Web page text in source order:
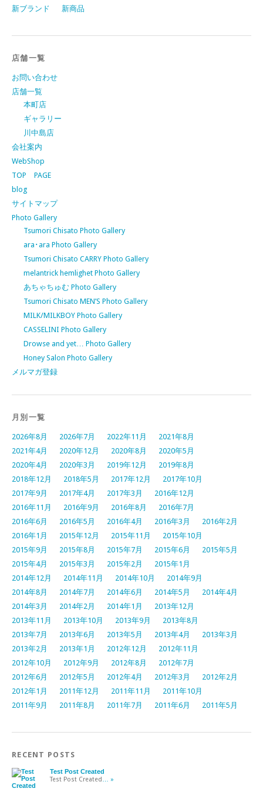
新ブランド
新商品
店舗一覧
お問い合わせ
店舗一覧
本町店
ギャラリー
川中島店
会社案内
WebShop
TOP PAGE
blog
サイトマップ
Photo Gallery
Tsumori Chisato Photo Gallery
ara･ara Photo Gallery
Tsumori Chisato CARRY Photo Gallery
melantrick hemlighet Photo Gallery
あちゃちゅむ Photo Gallery
Tsumori Chisato MEN’S Photo Gallery
MILK/MILKBOY Photo Gallery
CASSELINI Photo Gallery
Drowse and yet… Photo Gallery
Honey Salon Photo Gallery
メルマガ登録
月別一覧
2026年8月 2026年7月 2022年11月
2021年8月
2021年4月
2020年12月 2020年8月
2020年5月
2020年4月
2020年3月 2019年12月
2019年8月
2018年12月
2018年5月 2017年12月
2017年10月
2017年9月
2017年4月 2017年3月
2016年12月
2016年11月
2016年9月 2016年8月
2016年7月
2016年6月
2016年5月 2016年4月 2016年3月
2016年2月
2016年1月
2015年12月 2015年11月
2015年10月
2015年9月
2015年8月 2015年7月 2015年6月
2015年5月
2015年4月
2015年3月 2015年2月
2015年1月
2014年12月
2014年11月 2014年10月
2014年9月
2014年8月
2014年7月 2014年6月 2014年5月
2014年4月
2014年3月
2014年2月 2014年1月
2013年12月
2013年11月
2013年10月 2013年9月
2013年8月
2013年7月
2013年6月 2013年5月 2013年4月
2013年3月
2013年2月
2013年1月 2012年12月
2012年11月
2012年10月
2012年9月 2012年8月
2012年7月
2012年6月
2012年5月 2012年4月 2012年3月
2012年2月
2012年1月
2011年12月 2011年11月
2011年10月
2011年9月
2011年8月 2011年7月 2011年6月 2011年5月
RECENT POSTS
Test Post Created
Test Post Created … »